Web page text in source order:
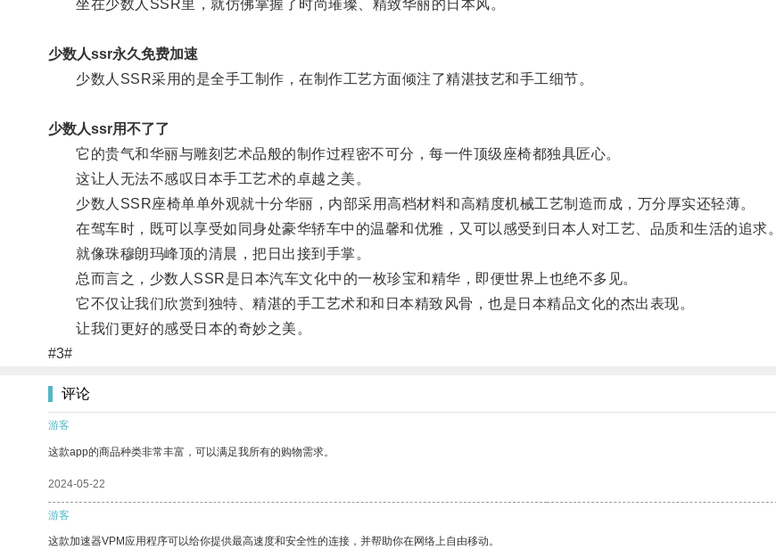
坐在少数人SSR里，就仿佛掌握了时尚璀璨、精致华丽的日本风。
少数人ssr永久免费加速
少数人SSR采用的是全手工制作，在制作工艺方面倾注了精湛技艺和手工细节。
少数人ssr用不了了
它的贵气和华丽与雕刻艺术品般的制作过程密不可分，每一件顶级座椅都独具匠心。
这让人无法不感叹日本手工艺术的卓越之美。
少数人SSR座椅单单外观就十分华丽，内部采用高档材料和高精度机械工艺制造而成，万分厚实还轻薄。
在驾车时，既可以享受如同身处豪华轿车中的温馨和优雅，又可以感受到日本人对工艺、品质和生活的追求。
就像珠穆朗玛峰顶的清晨，把日出接到手掌。
总而言之，少数人SSR是日本汽车文化中的一枚珍宝和精华，即便世界上也绝不多见。
它不仅让我们欣赏到独特、精湛的手工艺术和和日本精致风骨，也是日本精品文化的杰出表现。
让我们更好的感受日本的奇妙之美。
#3#
评论
游客
这款app的商品种类非常丰富，可以满足我所有的购物需求。
2024-05-22
游客
这款加速器VPM应用程序可以给你提供最高速度和安全性的连接，并帮助你在网络上自由移动。